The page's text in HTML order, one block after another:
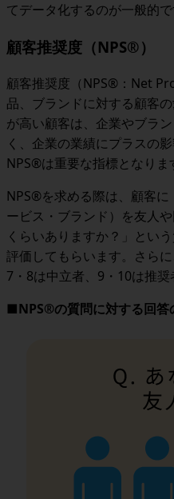
てデータ化するのが一般的で
顧客推奨度（NPS®）
顧客推奨度（NPS®：Net
品、ブランドに対する顧客
が高い顧客は、企業やブラ
く、企業の業績にプラスの
NPS®は重要な指標となりま
NPS®を求める際は、顧客
ービス・ブランド）を友人
くらいありますか？」とい
評価してもらいます。さら
7・8は中立者、9・10は推奨
■NPS®の質問に対する回答